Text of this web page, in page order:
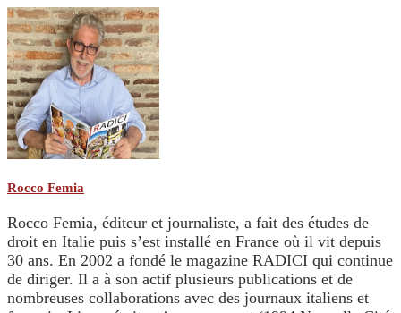
Rocco Femia
Rocco Femia, éditeur et journaliste, a fait des études de
droit en Italie puis s’est installé en France où il vit depuis
30 ans. En 2002 a fondé le magazine RADICI qui continue
de diriger. Il a à son actif plusieurs publications et de
nombreuses collaborations avec des journaux italiens et